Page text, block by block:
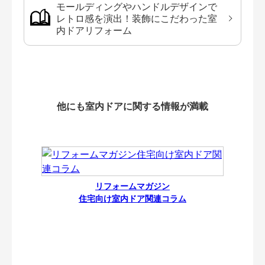
モールディングやハンドルデザインで
レトロ感を演出！装飾にこだわった室
内ドアリフォーム
他にも室内ドアに関する情報が満載
リフォームマガジン
住宅向け室内ドア関連コラム